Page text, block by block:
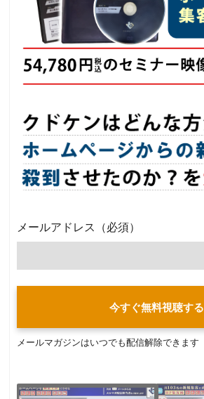
メールアドレス （必須）
今すぐ無料視聴する
メールマガジンはいつでも配信解除できます